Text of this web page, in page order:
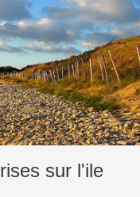
sur l'ile